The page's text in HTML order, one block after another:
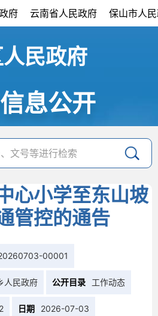
府 云南省人民政府 保山市人
民政府
息公开
心小学至东山坡
管控的通告
00001
人民政府 公开目录 工作动态
日期 2026-07-03